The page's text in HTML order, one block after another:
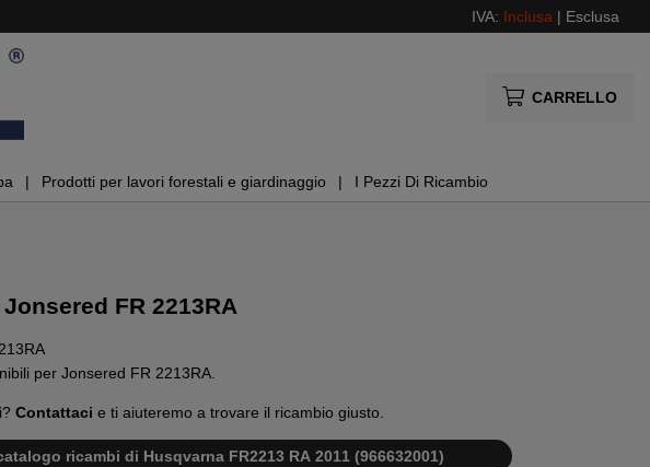
IVA: Inclusa | Esclusa
CARRELLO
Prodotti per lavori forestali e giardinaggio I Pezzi Di Ricambio
FR 2213RA
per Jonsered FR 2213RA.
Contattaci e ti aiuteremo a trovare il ricambio giusto.
ricambi di Husqvarna FR2213 RA 2011 (966632001)